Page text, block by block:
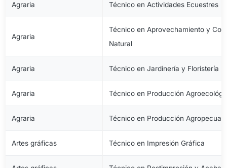
Agraria Técnico en Actividades Ecuestres
Agraria
Técnico en Aprovechamiento y
Natural
Agraria Técnico en Jardinería y Floristería
Agraria Técnico en Producción
Agraria Técnico en Producción
Artes gráficas Técnico en Impresión Gráfica